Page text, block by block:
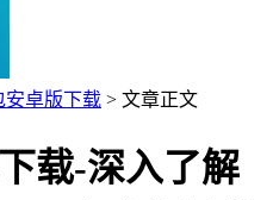
安卓版下载 > 文章正文
载-深入了解